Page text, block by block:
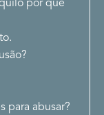
por que
para abusar?